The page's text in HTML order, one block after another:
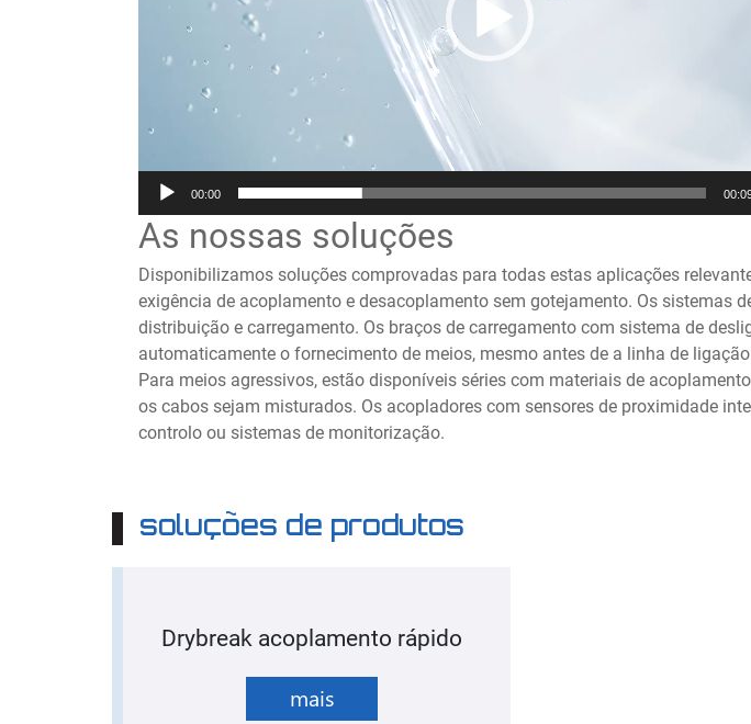
00:00
As nossas soluções
Disponibilizamos soluções comprovadas para todas estas aplicações
exigência de acoplamento e desacoplamento sem gotejamento. Os sistemas
distribuição e carregamento. Os braços de carregamento com sistema de
automaticamente o fornecimento de meios, mesmo antes de a linha de
Para meios agressivos, estão disponíveis séries com materiais de
os cabos sejam misturados. Os acopladores com sensores de proximidade
controlo ou sistemas de monitorização.
soluções de produtos
Drybreak acoplamento rápido
mais